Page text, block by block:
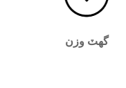
گھٽ وزن